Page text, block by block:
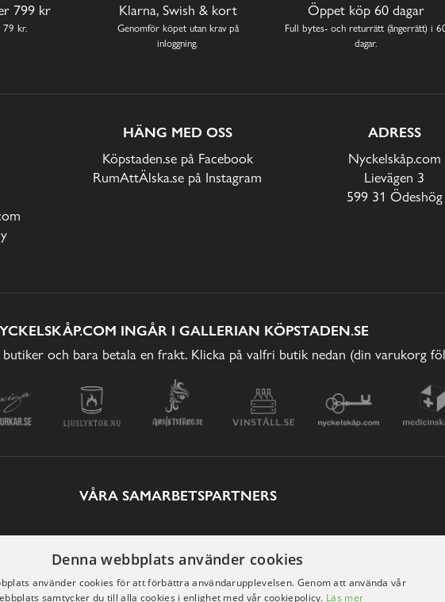
799 kr
79 kr.
Klarna, Swish & kort
Genomför köpet utan krav på
inloggning.
Öppet köp 60 dagar
Full bytes- och returrätt (ångerrätt) i
dagar.
HÄNG MED OSS
Köpstaden.se på Facebook
RumAttÄlska.se på Instagram
ADRESS
Nyckelskåp.com
Lievägen 3
599 31 Ödeshög
INGÅR I GALLERIAN KÖPSTADEN.SE
och bara betala en frakt. Klicka på valfri butik nedan (din varukorg
VÅRA SAMARBETSPARTNERS
Denna webbplats använder cookies
använder cookies för att förbättra användarupplevelsen. Genom att använda vår
samtycker du till alla cookies i enlighet med vår cookiepolicy. Läs mer